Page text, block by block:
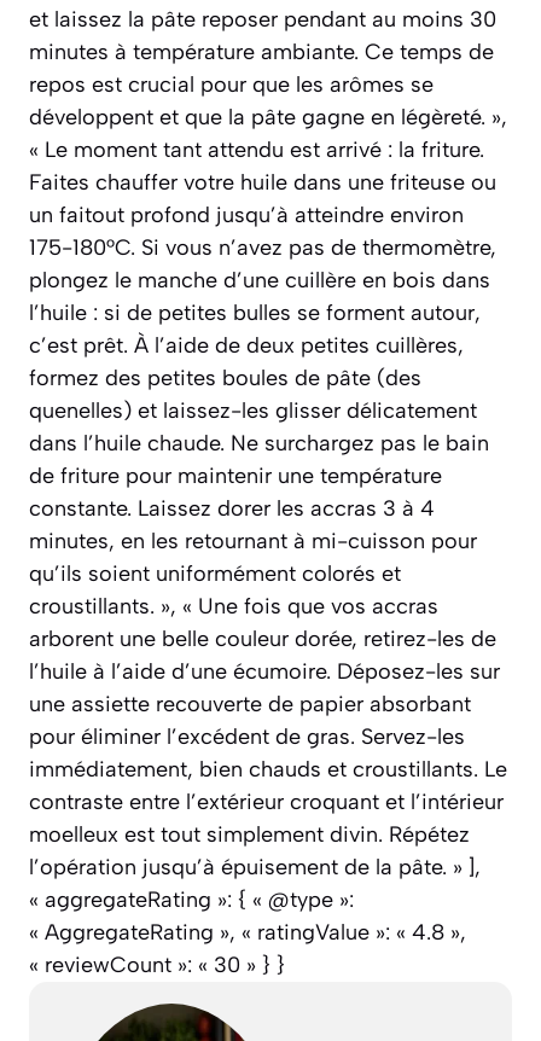
et laissez la pâte reposer pendant au moins 30
minutes à température ambiante. Ce temps de
repos est crucial pour que les arômes se
développent et que la pâte gagne en légèreté. »,
« Le moment tant attendu est arrivé : la friture.
Faites chauffer votre huile dans une friteuse ou
un faitout profond jusqu’à atteindre environ
175-180°C. Si vous n’avez pas de thermomètre,
plongez le manche d’une cuillère en bois dans
l’huile : si de petites bulles se forment autour,
c’est prêt. À l’aide de deux petites cuillères,
formez des petites boules de pâte (des
quenelles) et laissez-les glisser délicatement
dans l’huile chaude. Ne surchargez pas le bain
de friture pour maintenir une température
constante. Laissez dorer les accras 3 à 4
minutes, en les retournant à mi-cuisson pour
qu’ils soient uniformément colorés et
croustillants. », « Une fois que vos accras
arborent une belle couleur dorée, retirez-les de
l’huile à l’aide d’une écumoire. Déposez-les sur
une assiette recouverte de papier absorbant
pour éliminer l’excédent de gras. Servez-les
immédiatement, bien chauds et croustillants. Le
contraste entre l’extérieur croquant et l’intérieur
moelleux est tout simplement divin. Répétez
l’opération jusqu’à épuisement de la pâte. » ],
« aggregateRating »: { « @type »:
« AggregateRating », « ratingValue »: « 4.8 »,
« reviewCount »: « 30 » } }